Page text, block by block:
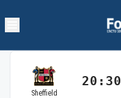
Sheffield
20:30